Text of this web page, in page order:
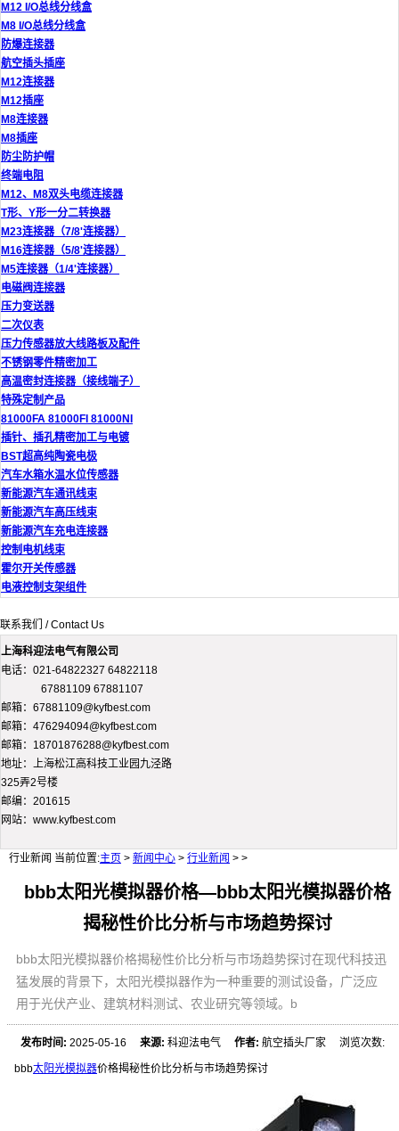
M12 I/O总线分线盒
M8 I/O总线分线盒
防爆连接器
航空插头插座
M12连接器
M12插座
M8连接器
M8插座
防尘防护帽
终端电阻
M12、M8双头电缆连接器
T形、Y形一分二转换器
M23连接器（7/8'连接器）
M16连接器（5/8'连接器）
M5连接器（1/4'连接器）
电磁阀连接器
压力变送器
二次仪表
压力传感器放大线路板及配件
不锈钢零件精密加工
高温密封连接器（接线端子）
特殊定制产品
81000FA 81000FI 81000NI
插针、插孔精密加工与电镀
BST超高纯陶瓷电极
汽车水箱水温水位传感器
新能源汽车通讯线束
新能源汽车高压线束
新能源汽车充电连接器
控制电机线束
霍尔开关传感器
电液控制支架组件
联系我们 / Contact Us
上海科迎法电气有限公司
电话：021-64822327 64822118
67881109 67881107
邮箱：67881109@kyfbest.com
邮箱：476294094@kyfbest.com
邮箱：18701876288@kyfbest.com
地址：上海松江高科技工业园九泾路
325弄2号楼
邮编：201615
网站：www.kyfbest.com
行业新闻 当前位置:主页 > 新闻中心 > 行业新闻 > >
bbb太阳光模拟器价格—bbb太阳光模拟器价格
揭秘性价比分析与市场趋势探讨
bbb太阳光模拟器价格揭秘性价比分析与市场趋势探讨在现代科技迅
猛发展的背景下，太阳光模拟器作为一种重要的测试设备，广泛应
用于光伏产业、建筑材料测试、农业研究等领域。b
发布时间: 2025-05-16来源: 科迎法电气作者: 航空插头厂家 浏览次数:
bbb太阳光模拟器价格揭秘性价比分析与市场趋势探讨